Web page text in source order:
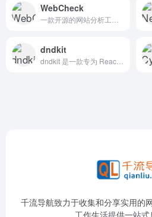
WebCheck
dndkit
千流导航致力于收集和分享实用的